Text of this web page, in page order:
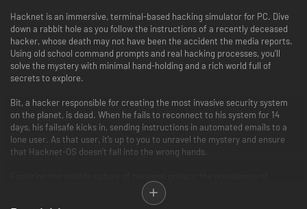
Hacknet is an immersive, terminal-based hacking simulator for PC. Dive
down a rabbit hoIe as you follow the instructions of a recently deceased
hacker, whose death may not have been the accident the media reports.
Using old school command prompts and real hacking processes, you’ll
solve the mystery with minimal hand-holding and a rich world full of
secrets to explore.
Bit, a hacker responsible for creating the most invasive security system
on the planet, is dead. When he fails to reconnect to his system for 14
days, his failsafe kicks in, sending instructions in automated emails to a
lone user. As that user, it’s up to you to unravel the mystery and ensure
that Hacknet-OS doesn't fall into the wrong hands.
corporate greed, and the hidden powers of hackers on the internet,
Hacknet delivers a true hacking simulation, while offering a support